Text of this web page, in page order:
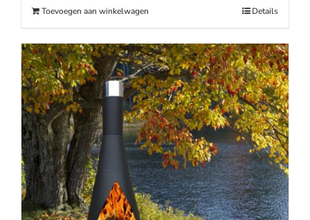
Toevoegen aan winkelwagen Details